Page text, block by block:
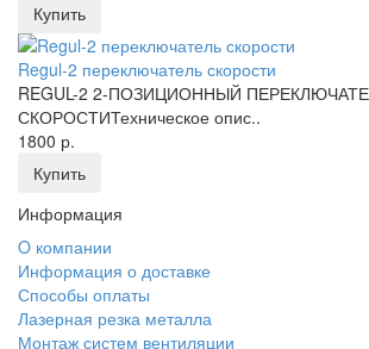
Купить
Regul-2 переключатель скорости
REGUL-2 2-ПОЗИЦИОННЫЙ
СКОРОСТИТехническое опис..
1800 р.
Купить
Информация
O компании
Информация о доставке
Способы оплаты
Лазерная резка металла
Монтаж систем вентиляции